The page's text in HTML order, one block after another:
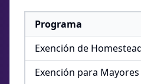
Programa
Exención de
Exención para